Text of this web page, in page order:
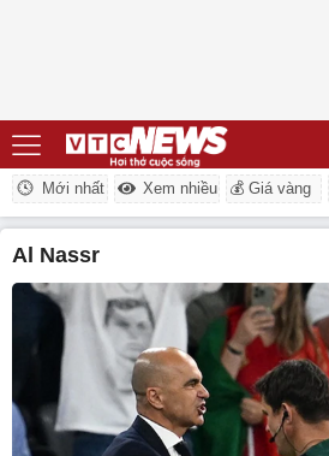
Mới nhất Xem nhiều 💰 Giá vàng
Al Nassr